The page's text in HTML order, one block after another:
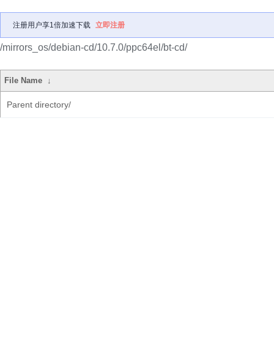
注册用户享1倍加速下载 立即注册
/mirrors_os/debian-cd/10.7.0/ppc64el/bt-cd/
File Name ↓
Parent directory/